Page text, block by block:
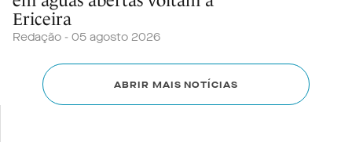
Ericeira
Redação - 05 agosto 2026
ABRIR MAIS NOTÍCIAS